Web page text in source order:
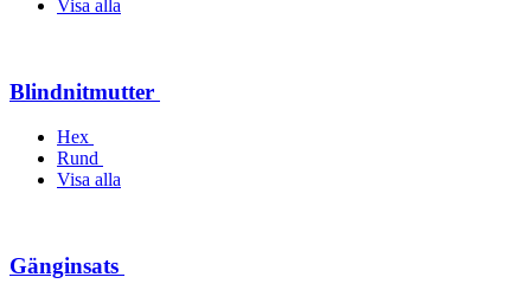
Visa alla
Blindnitmutter
Hex
Rund
Visa alla
Gänginsats